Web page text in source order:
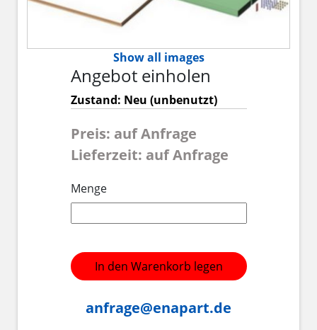
Show all images
Angebot einholen
Zustand: Neu (unbenutzt)
Preis: auf Anfrage
Lieferzeit: auf Anfrage
Menge
In den Warenkorb legen
anfrage@enapart.de